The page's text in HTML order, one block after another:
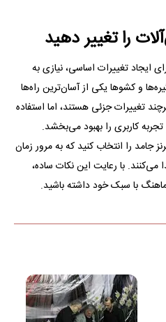
ایجاد تغییرات اساسی، نیازی به
و کشو‌ها یکی از آسان‌ترین راه‌ها
تغییرات جزئی هستند، اما استفاده
کاربری را بهبود می‌بخشد.
جامد را انتخاب کنید که به مرور زمان
می‌کنند. با رعایت این نکات ساده،
با سبک خود داشته باشید.